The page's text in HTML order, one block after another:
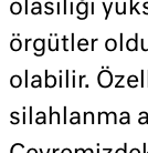
olasılığı
örgütler
olabilir.
silahlanma